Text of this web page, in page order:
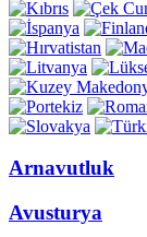
Arnavutluk
Avusturya